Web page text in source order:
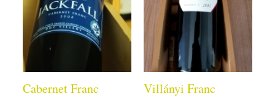
Cabernet Franc Villányi Franc